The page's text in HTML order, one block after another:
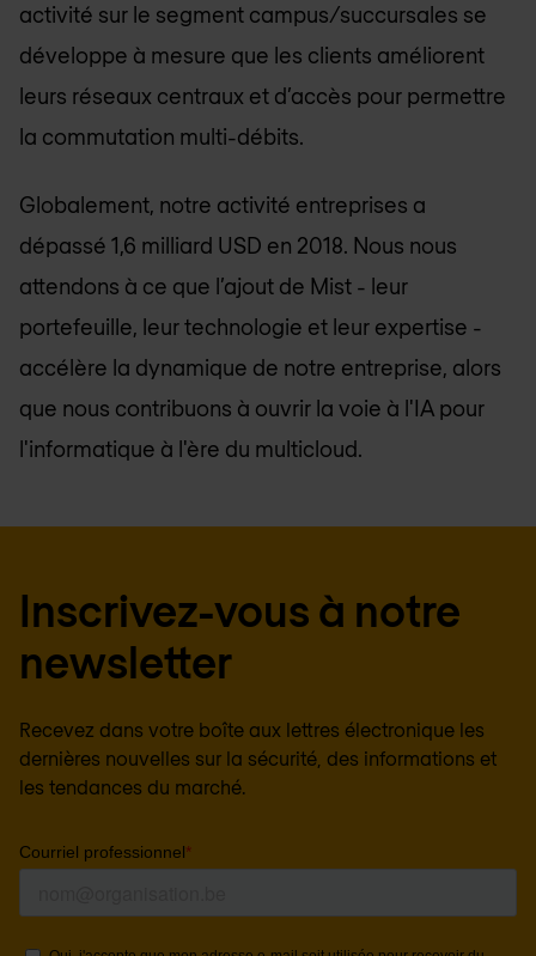
activité sur le segment campus/succursales se
développe à mesure que les clients améliorent
leurs réseaux centraux et d’accès pour permettre
la commutation multi-débits.
Globalement, notre activité entreprises a
dépassé 1,6 milliard USD en 2018. Nous nous
attendons à ce que l’ajout de Mist - leur
portefeuille, leur technologie et leur expertise -
accélère la dynamique de notre entreprise, alors
que nous contribuons à ouvrir la voie à l'IA pour
l'informatique à l'ère du multicloud.
Inscrivez-vous à notre
newsletter
Recevez dans votre boîte aux lettres électronique les
dernières nouvelles sur la sécurité, des informations et
les tendances du marché.